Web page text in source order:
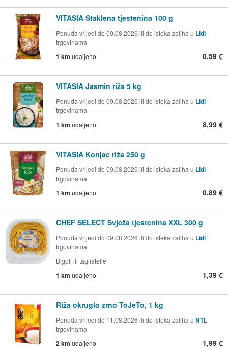
VITASIA Staklena tjestenina 100 g
Ponuda vrijedi do 09.08.2026 ili do isteka zaliha u Lidl
trgovinama
1 km udaljeno 0,59 €
VITASIA Jasmin riža 5 kg
Ponuda vrijedi do 09.08.2026 ili do isteka zaliha u Lidl
trgovinama
1 km udaljeno 8,99 €
VITASIA Konjac riža 250 g
Ponuda vrijedi do 09.08.2026 ili do isteka zaliha u Lidl
trgovinama
1 km udaljeno 0,89 €
CHEF SELECT Svježa tjestenina XXL 300 g
Ponuda vrijedi do 09.08.2026 ili do isteka zaliha u Lidl
trgovinama
Bigoli ili tagliatelle
1 km udaljeno 1,39 €
Riža okruglo zrno ToJeTo, 1 kg
Ponuda vrijedi do 11.08.2026 ili do isteka zaliha u NTL
trgovinama
2 km udaljeno 1,99 €